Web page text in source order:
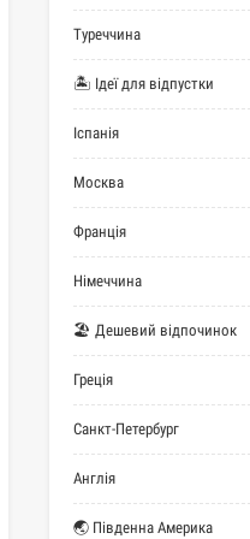
Туреччина
🏝 Ідеї для відпустки
Іспанія
Москва
Франція
Німеччина
🏖 Дешевий відпочинок
Греція
Санкт-Петербург
Англія
🌏 Південна Америка